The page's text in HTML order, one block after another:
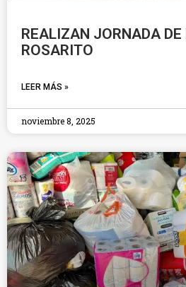
REALIZAN JORNADA DE
ROSARITO
LEER MÁS »
noviembre 8, 2025